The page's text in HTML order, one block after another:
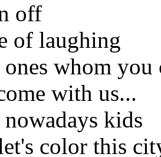
off
of laughing
ones whom you
with us...
nowadays kids
color this